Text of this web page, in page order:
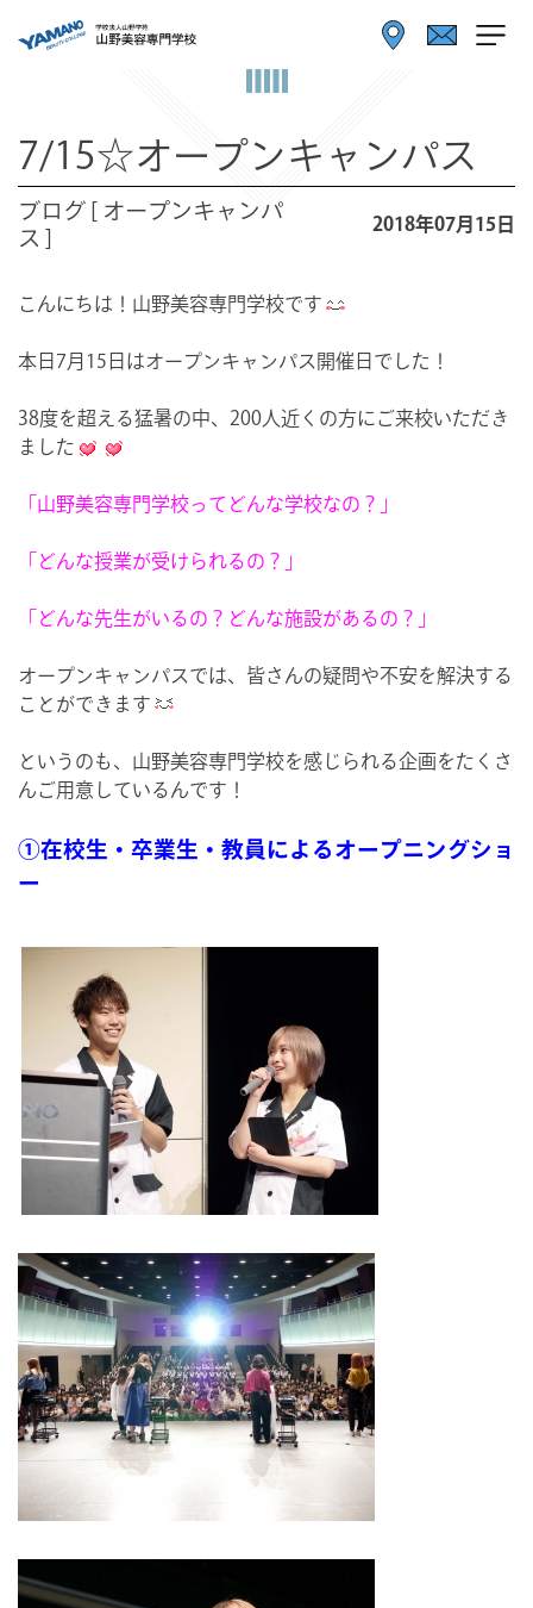
7/15☆オープンキャンパス
ブログ [ オープンキャンパ
ス ]
2018年07月15日
こんにちは！山野美容専門学校です
本日7月15日はオープンキャンパス開催日でした！
38度を超える猛暑の中、200人近くの方にご来校いただき
ました
「山野美容専門学校ってどんな学校なの？」
「どんな授業が受けられるの？」
「どんな先生がいるの？どんな施設があるの？」
オープンキャンパスでは、皆さんの疑問や不安を解決する
ことができます
というのも、山野美容専門学校を感じられる企画をたくさ
んご用意しているんです！
①在校生・卒業生・教員によるオープニングショ
ー